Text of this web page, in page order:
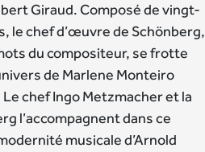
Giraud. Composé de vingt-
le chef d’œuvre de Schönberg,
du compositeur, se frotte
de Marlene Monteiro
chef Ingo Metzmacher et la
l’accompagnent dans ce
musicale d’Arnold